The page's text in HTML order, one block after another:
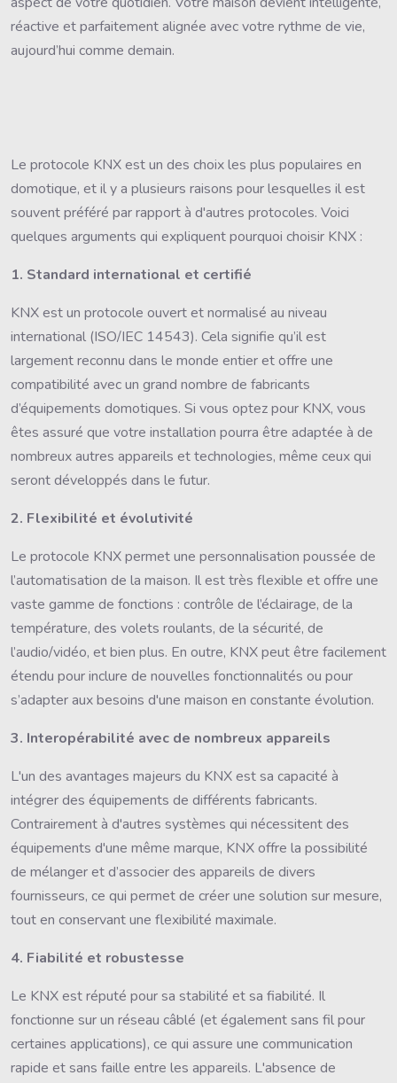
réactive et parfaitement alignée avec votre rythme de vie,
aujourd’hui comme demain.
Le protocole KNX est un des choix les plus populaires en
domotique, et il y a plusieurs raisons pour lesquelles il est
souvent préféré par rapport à d'autres protocoles. Voici
quelques arguments qui expliquent pourquoi choisir KNX :
1. Standard international et certifié
KNX est un protocole ouvert et normalisé au niveau
international (ISO/IEC 14543). Cela signifie qu’il est
largement reconnu dans le monde entier et offre une
compatibilité avec un grand nombre de fabricants
d’équipements domotiques. Si vous optez pour KNX, vous
êtes assuré que votre installation pourra être adaptée à de
nombreux autres appareils et technologies, même ceux qui
seront développés dans le futur.
2. Flexibilité et évolutivité
Le protocole KNX permet une personnalisation poussée de
l’automatisation de la maison. Il est très flexible et offre une
vaste gamme de fonctions : contrôle de l’éclairage, de la
température, des volets roulants, de la sécurité, de
l’audio/vidéo, et bien plus. En outre, KNX peut être facilement
étendu pour inclure de nouvelles fonctionnalités ou pour
s’adapter aux besoins d'une maison en constante évolution.
3. Interopérabilité avec de nombreux appareils
L'un des avantages majeurs du KNX est sa capacité à
intégrer des équipements de différents fabricants.
Contrairement à d'autres systèmes qui nécessitent des
équipements d'une même marque, KNX offre la possibilité
de mélanger et d’associer des appareils de divers
fournisseurs, ce qui permet de créer une solution sur mesure,
tout en conservant une flexibilité maximale.
4. Fiabilité et robustesse
Le KNX est réputé pour sa stabilité et sa fiabilité. Il
fonctionne sur un réseau câblé (et également sans fil pour
certaines applications), ce qui assure une communication
rapide et sans faille entre les appareils. L'absence de